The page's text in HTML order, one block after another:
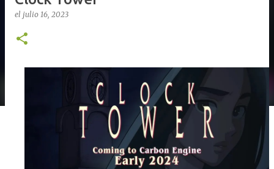
el julio 16, 2023